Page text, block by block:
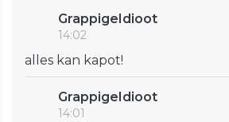
GrappigeIdioot
14:02
alles kan kapot!
GrappigeIdioot
14:01